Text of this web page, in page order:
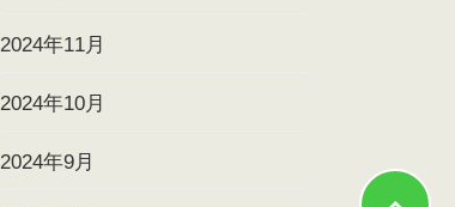
2024年11月
2024年10月
2024年9月